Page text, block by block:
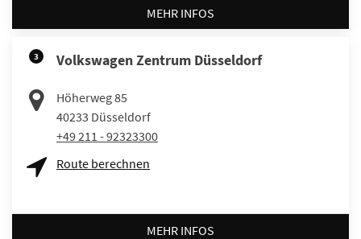
MEHR INFOS
3 Volkswagen Zentrum Düsseldorf
Höherweg 85
40233 Düsseldorf
+49 211 - 92323300
Route berechnen
MEHR INFOS